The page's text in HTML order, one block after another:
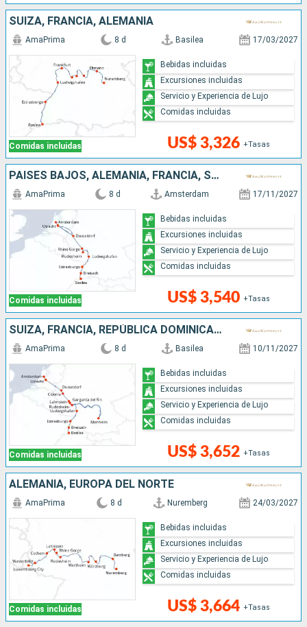
SUIZA, FRANCIA, ALEMANIA
Comidas incluidas
AmaPrima 8 d Basilea 17/03/2027
US$ 3,326 +Tasas
Bebidas incluidas
Excursiones incluidas
Servicio y Experiencia de Lujo
Comidas incluidas
PAISES BAJOS, ALEMANIA, FRANCIA, SUIZA
Comidas incluidas
AmaPrima 8 d Amsterdam 17/11/2027
US$ 3,540 +Tasas
Bebidas incluidas
Excursiones incluidas
Servicio y Experiencia de Lujo
Comidas incluidas
SUIZA, FRANCIA, REPÚBLICA DOMINICANA, ALEMANIA, PAISES BAJOS
Comidas incluidas
AmaPrima 8 d Basilea 10/11/2027
US$ 3,652 +Tasas
Bebidas incluidas
Excursiones incluidas
Servicio y Experiencia de Lujo
Comidas incluidas
ALEMANIA, EUROPA DEL NORTE
Comidas incluidas
AmaPrima 8 d Nuremberg 24/03/2027
US$ 3,664 +Tasas
Bebidas incluidas
Excursiones incluidas
Servicio y Experiencia de Lujo
Comidas incluidas